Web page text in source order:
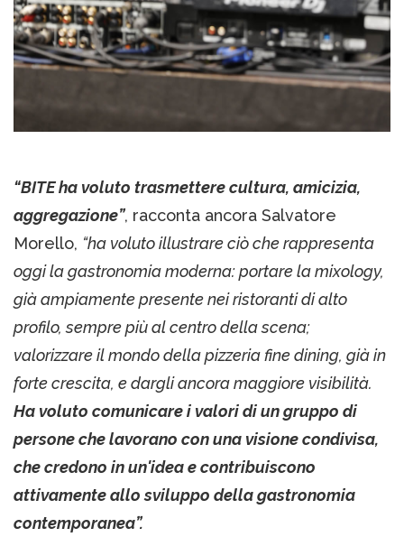
“BITE ha voluto trasmettere cultura, amicizia,
aggregazione”, racconta ancora Salvatore
Morello, “ha voluto illustrare ciò che rappresenta
oggi la gastronomia moderna: portare la mixology,
già ampiamente presente nei ristoranti di alto
profilo, sempre più al centro della scena;
valorizzare il mondo della pizzeria fine dining, già in
forte crescita, e dargli ancora maggiore visibilità.
Ha voluto comunicare i valori di un gruppo di
persone che lavorano con una visione condivisa,
che credono in un'idea e contribuiscono
attivamente allo sviluppo della gastronomia
contemporanea”.